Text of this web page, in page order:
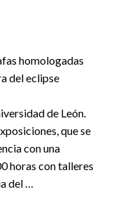
homologadas
del eclipse
de León.
que se
con una
horas con talleres
del …